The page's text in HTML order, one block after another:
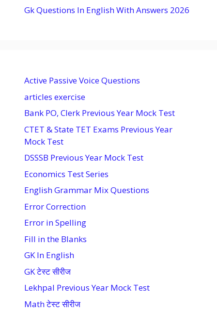
Gk Questions In English With Answers 2026
Active Passive Voice Questions
articles exercise
Bank PO, Clerk Previous Year Mock Test
CTET & State TET Exams Previous Year
Mock Test
DSSSB Previous Year Mock Test
Economics Test Series
English Grammar Mix Questions
Error Correction
Error in Spelling
Fill in the Blanks
GK In English
GK टेस्ट सीरीज
Lekhpal Previous Year Mock Test
Math टेस्ट सीरीज